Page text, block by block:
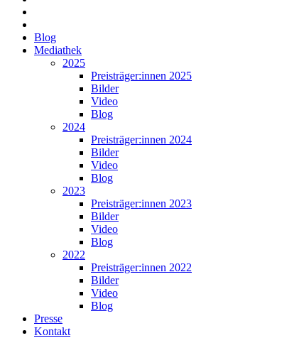
Blog
Mediathek
2025
Preisträger:innen 2025
Bilder
Video
Blog
2024
Preisträger:innen 2024
Bilder
Video
Blog
2023
Preisträger:innen 2023
Bilder
Video
Blog
2022
Preisträger:innen 2022
Bilder
Video
Blog
Presse
Kontakt